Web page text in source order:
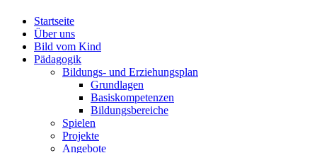
Startseite
Über uns
Bild vom Kind
Pädagogik
Bildungs- und Erziehungsplan
Grundlagen
Basiskompetenzen
Bildungsbereiche
Spielen
Projekte
Angebote